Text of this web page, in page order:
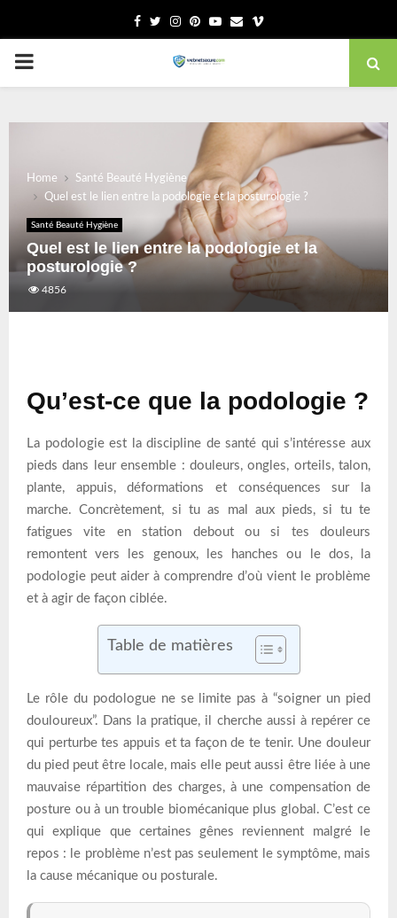
Facebook
TwitterInstagram
PinterestYoutube
EmailVimeo
PRIMARY
Home
Santé Beauté Hygiène
Quel est le lien entre la podologie et la posturologie ?
Santé Beauté Hygiène
Quel est le lien entre la podologie et la
posturologie ?
4856
Qu’est-ce que la podologie ?
La podologie est la discipline de santé qui s’intéresse aux
pieds dans leur ensemble : douleurs, ongles, orteils, talon,
plante, appuis, déformations et conséquences sur la
marche. Concrètement, si tu as mal aux pieds, si tu te
fatigues vite en station debout ou si tes douleurs
remontent vers les genoux, les hanches ou le dos, la
podologie peut aider à comprendre d’où vient le problème
et à agir de façon ciblée.
Table de matières
Le rôle du podologue ne se limite pas à “soigner un pied
douloureux”. Dans la pratique, il cherche aussi à repérer ce
qui perturbe tes appuis et ta façon de te tenir. Une douleur
du pied peut être locale, mais elle peut aussi être liée à une
mauvaise répartition des charges, à une compensation de
posture ou à un trouble biomécanique plus global. C’est ce
qui explique que certaines gênes reviennent malgré le
repos : le problème n’est pas seulement le symptôme, mais
la cause mécanique ou posturale.